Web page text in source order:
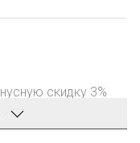
скидку 3%